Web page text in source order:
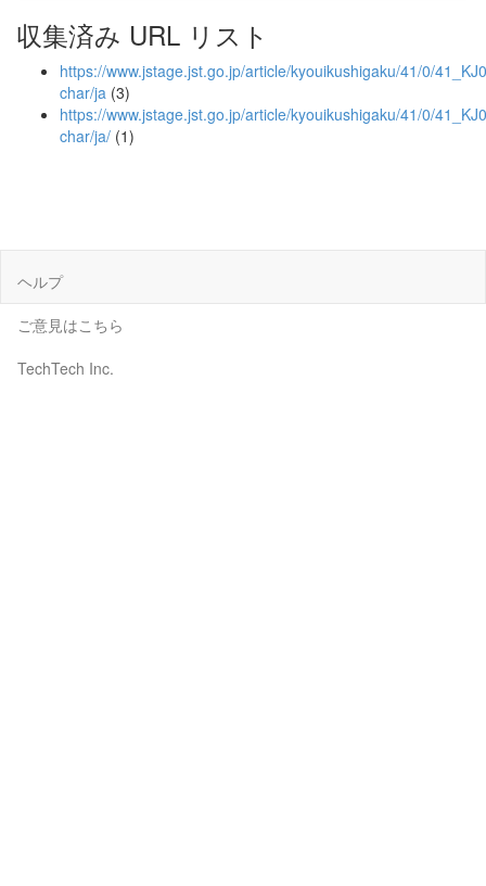
収集済み URL リスト
https://www.jstage.jst.go.jp/article/kyouikushigaku/41/0/
char/ja (3)
https://www.jstage.jst.go.jp/article/kyouikushigaku/41/0/
char/ja/ (1)
ヘルプ
ご意見はこちら
TechTech Inc.